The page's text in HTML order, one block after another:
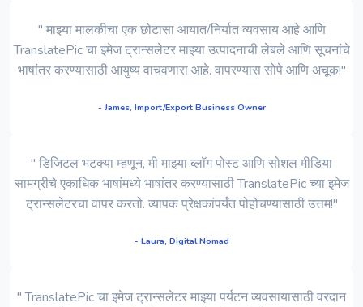
" माझ्या मालकीचा एक छोटासा आयात/निर्यात व्यवसाय आहे आणि
TranslatePic चा इमेज ट्रान्सलेटर माझ्या उत्पादनाची लेबले आणि सूचनांचे
भाषांतर करण्यासाठी आयुष्य वाचवणारा आहे. वापरण्यास सोपे आणि अचूक!"
- James, Import/Export Business Owner
" डिजिटल भटक्या म्हणून, मी माझ्या ब्लॉग पोस्ट आणि सोशल मीडिया
सामग्रीचे एकाधिक भाषांमध्ये भाषांतर करण्यासाठी TranslatePic च्या इमेज
ट्रान्सलेटरचा वापर करतो. व्यापक प्रेक्षकांपर्यंत पोहोचण्यासाठी उत्तम!"
- Laura, Digital Nomad
" TranslatePic चा इमेज ट्रान्सलेटर माझ्या पर्यटन व्यवसायासाठी वरदान